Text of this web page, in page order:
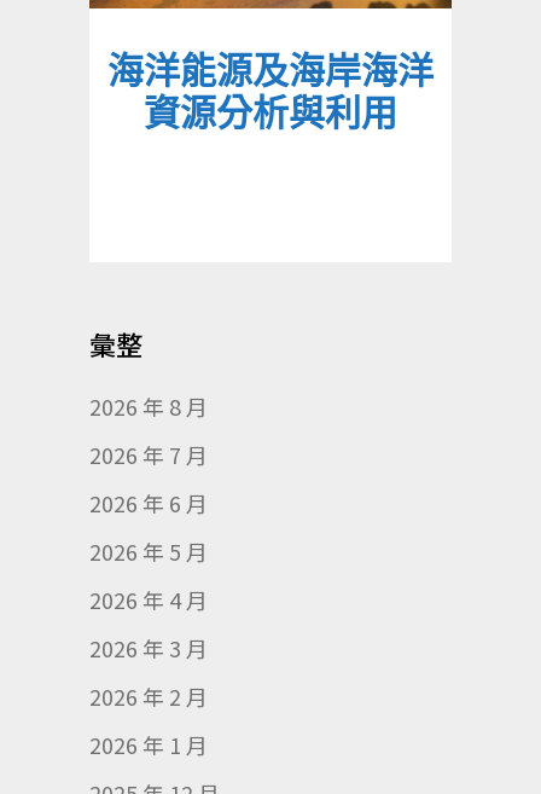
海洋能源及海岸海洋
資源分析與利用
彙整
2026 年 8 月
2026 年 7 月
2026 年 6 月
2026 年 5 月
2026 年 4 月
2026 年 3 月
2026 年 2 月
2026 年 1 月